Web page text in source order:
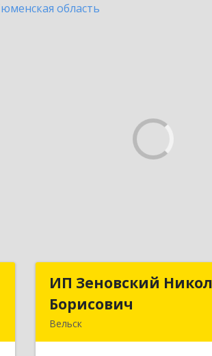
область
ИП Зеновский
Борисович
Вельск
ИП Зеновский